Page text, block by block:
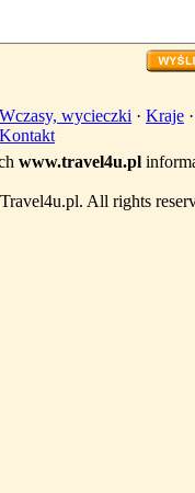
Wczasy, wycieczki · Kraje
Kontakt
www.travel4u.pl
All rights